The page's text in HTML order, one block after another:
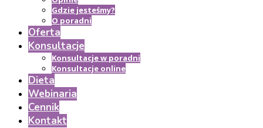
Gdzie jesteśmy?
O poradni
Oferta
Konsultacje
Konsultacje w poradni
Konsultacje online
Dieta
Webinaria
Cennik
Kontakt